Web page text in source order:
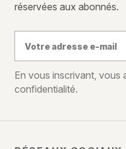
réservées aux abonnés.
e-
mail
En vous inscrivant, vous
confidentialité.